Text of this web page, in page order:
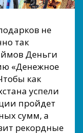
не
так
Деньги
«Денежное
как
успели
пройдет
сумм, а
рекордные